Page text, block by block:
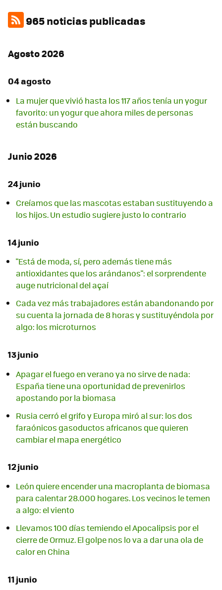
965 noticias publicadas
Agosto 2026
04 agosto
La mujer que vivió hasta los 117 años tenía un yogur
favorito: un yogur que ahora miles de personas
están buscando
Junio 2026
24 junio
Creíamos que las mascotas estaban sustituyendo a
los hijos. Un estudio sugiere justo lo contrario
14 junio
"Está de moda, sí, pero además tiene más
antioxidantes que los arándanos": el sorprendente
auge nutricional del açaí
Cada vez más trabajadores están abandonando por
su cuenta la jornada de 8 horas y sustituyéndola por
algo: los microturnos
13 junio
Apagar el fuego en verano ya no sirve de nada:
España tiene una oportunidad de prevenirlos
apostando por la biomasa
Rusia cerró el grifo y Europa miró al sur: los dos
faraónicos gasoductos africanos que quieren
cambiar el mapa energético
12 junio
León quiere encender una macroplanta de biomasa
para calentar 28.000 hogares. Los vecinos le temen
a algo: el viento
Llevamos 100 días temiendo el Apocalipsis por el
cierre de Ormuz. El golpe nos lo va a dar una ola de
calor en China
11 junio